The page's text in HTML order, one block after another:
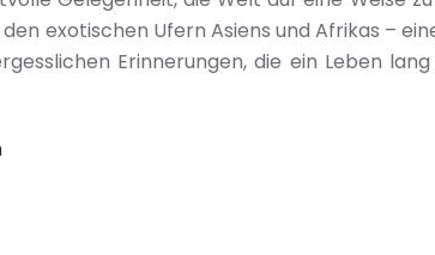
exotischen Ufern Asiens und Afrikas –
Erinnerungen, die ein Leben